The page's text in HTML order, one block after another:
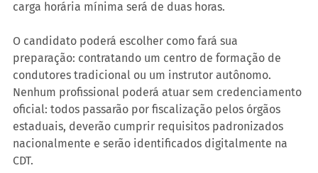
carga horária mínima será de duas horas.
O candidato poderá escolher como fará sua
preparação: contratando um centro de formação de
condutores tradicional ou um instrutor autônomo.
Nenhum profissional poderá atuar sem credenciamento
oficial: todos passarão por fiscalização pelos órgãos
estaduais, deverão cumprir requisitos padronizados
nacionalmente e serão identificados digitalmente na
CDT.